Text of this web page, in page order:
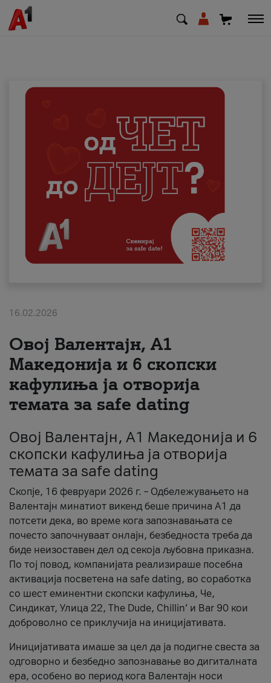
Деловни
Поддршка
Надополни кредит
Плати сметка
#ПодобарОнлајн
16.02.2026
Овој Валентајн, A1
Македонија и 6 скопски
кафулиња ја отворија
темата за safe dating
Овој Валентајн, A1 Македонија и 6
скопски кафулиња ја отворија
темата за safe dating
Скопје, 16 февруари 2026 г. – Одбележувањето на
Валентајн минатиот викенд беше причина А1 да
потсети дека, во време кога запознавањата се
почесто започнуваат онлајн, безбедноста треба да
биде неизоставен дел од секоја љубовна приказна.
По тој повод, компанијата реализираше посебна
активација посветена на safe dating, во соработка
со шест еминентни скопски кафулиња, Че,
Синдикат, Улица 22, The Dude, Chillin’ и Bar 90 кои
доброволно се приклучија на иницијативата.
Иницијативата имаше за цел да ја подигне свеста за
одговорно и безбедно запознавање во дигиталната
ера, особено во период кога Валентајн носи